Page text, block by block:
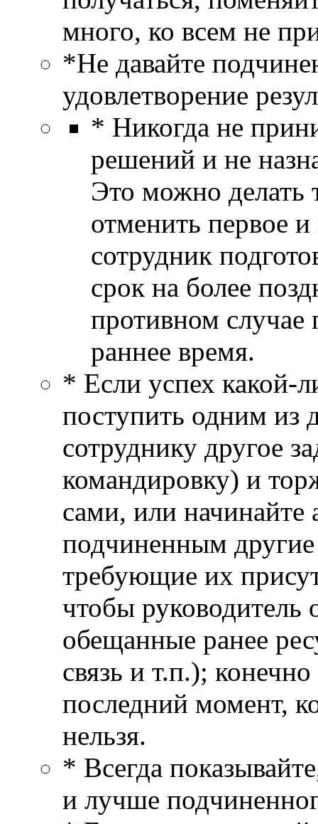
много, ко всем не
*Не давайте
удовлетворение
* Никогда не
решений и не
Это можно делать
отменить первое
сотрудник
срок на более
противном случае
раннее время.
* Если успех какой-
поступить одним из
сотруднику другое
командировку) и
сами, или начинайте
подчиненным другие
требующие их
чтобы руководитель
обещанные ранее
связь и т.п.);
последний момент,
нельзя.
* Всегда
и лучше